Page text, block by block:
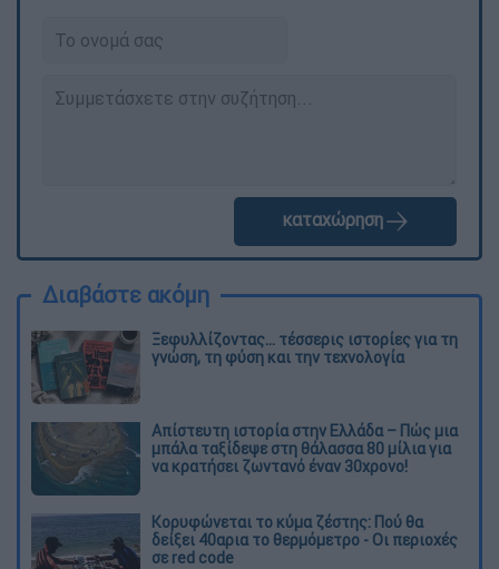
καταχώρηση
Διαβάστε ακόμη
Ξεφυλλίζοντας... τέσσερις ιστορίες για τη
γνώση, τη φύση και την τεχνολογία
Απίστευτη ιστορία στην Ελλάδα – Πώς μια
μπάλα ταξίδεψε στη θάλασσα 80 μίλια για
να κρατήσει ζωντανό έναν 30χρονο!
Κορυφώνεται το κύμα ζέστης: Πού θα
δείξει 40αρια το θερμόμετρο - Οι περιοχές
σε red code